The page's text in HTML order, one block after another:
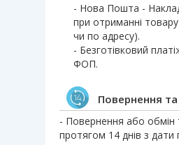
- Нова Пошта -
при отриманні товару
чи по адресу).
- Безготівковий
ФОП.
Повернення
- Повернення або обмін
протягом 14 днів з дати